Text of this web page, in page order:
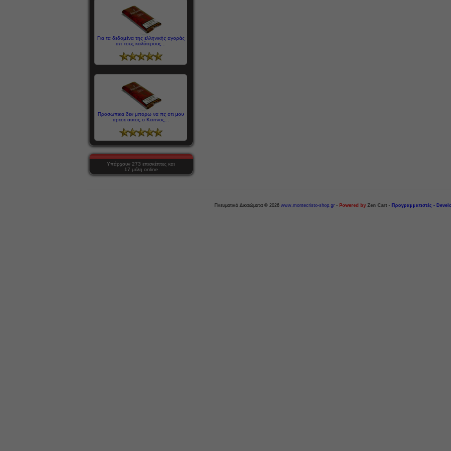
Για τα δεδομένα της ελληνικής αγοράς
απ τους καλύτερους...
Προσωπικα δεν μπορω να πς οτι μου
αρεσε αυτος ο Καπνος...
Υπάρχουν 273 επισκέπτες και
17 μέλη online
Πνευματικά Δικαιώματα © 2026 www.montecristo-shop.gr - Powered by Zen Cart - Προγραμματιστές -